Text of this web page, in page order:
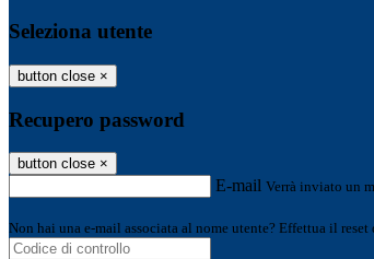
Seleziona utente
button close ×
Recupero password
button close ×
E-mail Verrà inviato un
Non hai una e-mail associata al nome utente? Effettua il